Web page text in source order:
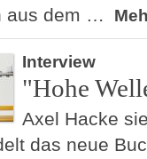
aus dem …
Interview
"Hohe
Axel Hacke
das neue